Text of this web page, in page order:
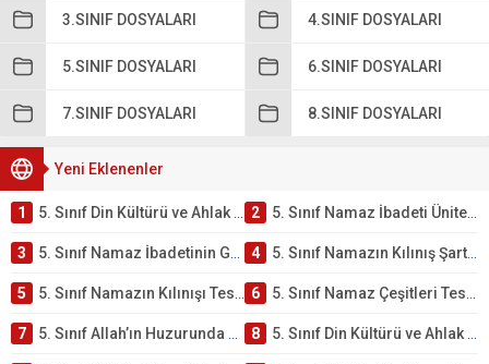
3.SINIF DOSYALARI 4.SINIF DOSYALARI
5.SINIF DOSYALARI 6.SINIF DOSYALARI
7.SINIF DOSYALARI 8.SINIF DOSYALARI
Yeni Eklenenler
1 5. Sınıf Din Kültürü ve Ahlak Bilgisi 2. Ünite: Namaz İbadeti Çalışmaları 2 5. Sınıf Namaz İbadeti Ünite Testi – Online Çöz
3 5. Sınıf Namaz İbadetinin Getirdiği Faydalar Testi 4 5. Sınıf Namazın Kılınış Şartları Testi
5 5. Sınıf Namazın Kılınışı Testi – Online Çöz 6 5. Sınıf Namaz Çeşitleri Testi – Online Çöz
7 5. Sınıf Allah’ın Huzurunda Olmak – Namaz İbadeti Testi 8 5. Sınıf Din Kültürü ve Ahlak Bilgisi 1. Ünite: Allah İnancı Çalışmaları